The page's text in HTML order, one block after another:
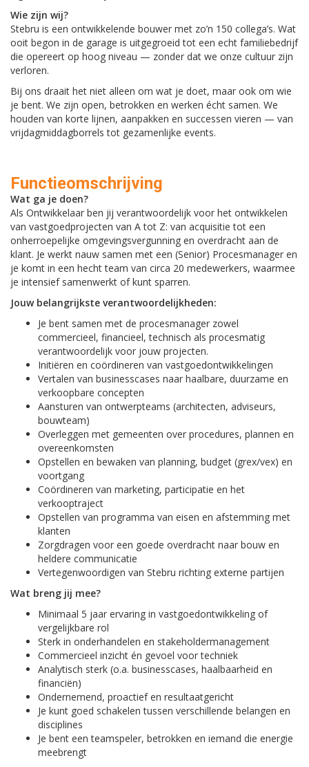
Wie zijn wij?
Stebru is een ontwikkelende bouwer met zo’n 150 collega’s. Wat
ooit begon in de garage is uitgegroeid tot een echt familiebedrijf
die opereert op hoog niveau — zonder dat we onze cultuur zijn
verloren.
Bij ons draait het niet alleen om wat je doet, maar ook om wie
je bent. We zijn open, betrokken en werken écht samen. We
houden van korte lijnen, aanpakken en successen vieren — van
vrijdagmiddagborrels tot gezamenlijke events.
Functieomschrijving
Wat ga je doen?
Als Ontwikkelaar ben jij verantwoordelijk voor het ontwikkelen
van vastgoedprojecten van A tot Z: van acquisitie tot een
onherroepelijke omgevingsvergunning en overdracht aan de
klant. Je werkt nauw samen met een (Senior) Procesmanager en
je komt in een hecht team van circa 20 medewerkers, waarmee
je intensief samenwerkt of kunt sparren.
Jouw belangrijkste verantwoordelijkheden:
Je bent samen met de procesmanager zowel
commercieel, financieel, technisch als procesmatig
verantwoordelijk voor jouw projecten.
Initiëren en coördineren van vastgoedontwikkelingen
Vertalen van businesscases naar haalbare, duurzame en
verkoopbare concepten
Aansturen van ontwerpteams (architecten, adviseurs,
bouwteam)
Overleggen met gemeenten over procedures, plannen en
overeenkomsten
Opstellen en bewaken van planning, budget (grex/vex) en
voortgang
Coördineren van marketing, participatie en het
verkooptraject
Opstellen van programma van eisen en afstemming met
klanten
Zorgdragen voor een goede overdracht naar bouw en
heldere communicatie
Vertegenwoordigen van Stebru richting externe partijen
Wat breng jij mee?
Minimaal 5 jaar ervaring in vastgoedontwikkeling of
vergelijkbare rol
Sterk in onderhandelen en stakeholdermanagement
Commercieel inzicht én gevoel voor techniek
Analytisch sterk (o.a. businesscases, haalbaarheid en
financiën)
Ondernemend, proactief en resultaatgericht
Je kunt goed schakelen tussen verschillende belangen en
disciplines
Je bent een teamspeler, betrokken en iemand die energie
meebrengt